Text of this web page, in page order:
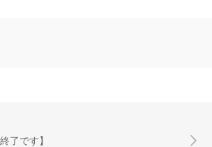
了です】